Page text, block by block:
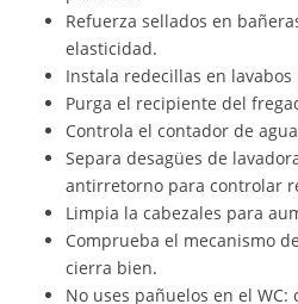
Refuerza sellados en
elasticidad.
Instala redecillas en
Purga el recipiente del
Controla el contador de
Separa desagües de
antirretorno para controlar
Limpia la cabezales para
Comprueba el mecanismo
cierra bien.
No uses pañuelos en el WC: